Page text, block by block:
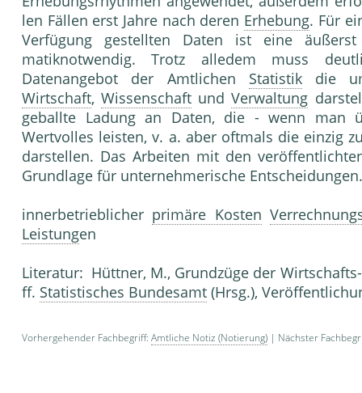
len Fällen erst Jahre nach deren Erhebung. Für
Verfügung gestellten Daten ist eine
matiknotwendig. Trotz alledem muss
Datenangebot der Amtli­chen Statistikdie
Wirtschaft,Wissenschaft undVerwaltung
geballte Ladung an Da­ten, die - wenn man
Wertvolles leisten, v. a. aber oftmals die einzig
darstellen. Das Arbeiten mit den
Grundlage für unterneh­merische Entscheidungen.
innerbetrieblicher primäre Kosten
Leistungen
Literatur: Hüttner, M., Grundzüge der
ff. Statistisches Bundesamt (Hrsg.),
Vorhergehender Fachbegriff: Amtliche Notiz (Notierung) | Nächster